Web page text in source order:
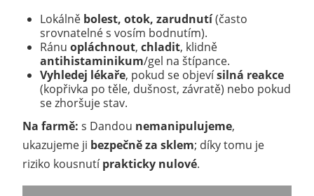
Lokálně bolest, otok, zarudnutí(často
srovnatelné s vosím bodnutím).
Ránu opláchnout, chladit, klidně
antihistaminikum/gel na štípance.
Vyhledej lékaře, pokud se objevísilná reakce
(kopřivka po těle, dušnost, závratě) nebo pokud
se zhoršuje stav.
Na farmě: s Dandou nemanipulujeme,
ukazujeme ji bezpečně za sklem; díky tomu je
riziko kousnutíprakticky nulové.